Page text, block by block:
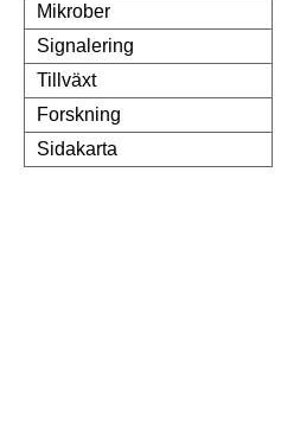
Mikrober
Signalering
Tillväxt
Forskning
Sidakarta